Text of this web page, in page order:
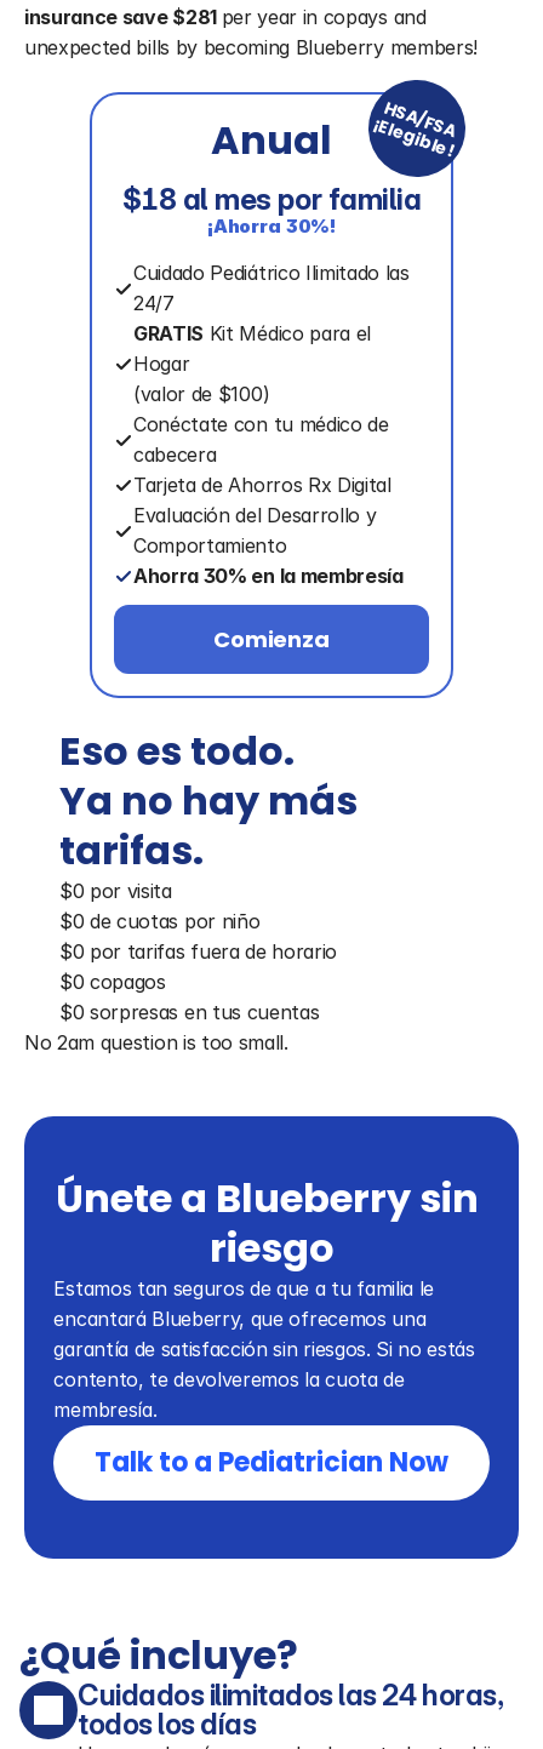
insurance save $281 per year in copays and
unexpected bills by becoming Blueberry members!
HSA/FSA
¡Elegible!
Anual
$18 al mes por familia
¡Ahorra 30%!
Cuidado Pediátrico Ilimitado las
24/7
GRATIS Kit Médico para el
Hogar
(valor de $100)
Conéctate con tu médico de
cabecera
Tarjeta de Ahorros Rx Digital
Evaluación del Desarrollo y
Comportamiento
Ahorra 30% en la membresía
Termómetro de Frente Gratis
Comienza
Eso es todo.
Ya no hay más
tarifas.
$0 por visita
$0 de cuotas por niño
$0 por tarifas fuera de horario
$0 copagos
$0 sorpresas en tus cuentas
No 2am question is too small.
Únete a Blueberry sin
riesgo
Estamos tan seguros de que a tu familia le
encantará Blueberry, que ofrecemos una
garantía de satisfacción sin riesgos. Si no estás
contento, te devolveremos la cuota de
membresía.
Talk to a Pediatrician Now
¿Qué incluye?
Cuidados ilimitados las 24 horas,
todos los días